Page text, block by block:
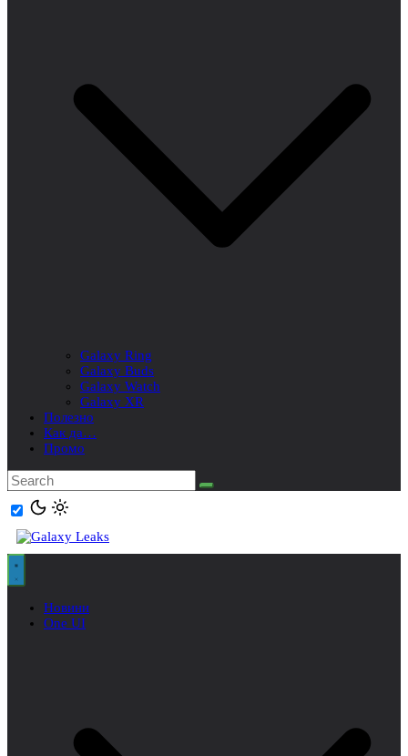
Galaxy Ring
Galaxy Buds
Galaxy Watch
Galaxy XR
Полезно
Как да…
Промо
Новини
One UI